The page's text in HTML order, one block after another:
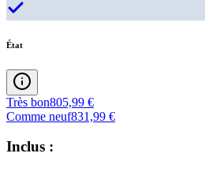
État
Très bon805,99 €
Comme neuf831,99 €
Inclus :